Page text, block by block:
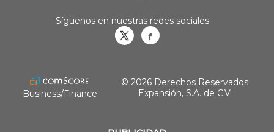
Síguenos en nuestras redes sociales:
Business/Finance
© 2026 Derechos Reservados
Expansión, S.A. de C.V.